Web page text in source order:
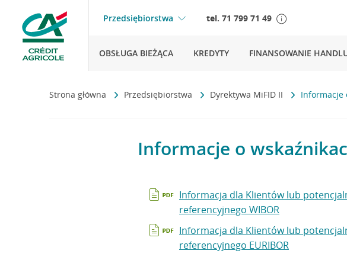
Przedsiębiorstwa tel. 71 799 71 49
OBSŁUGA BIEŻĄCA KREDYTY FINANSOWANIE
Strona główna Przedsiębiorstwa Dyrektywa MiFID II Informacje
Informacje o
Informacja dla Klientów lub
referencyjnego WIBOR
Informacja dla Klientów lub
referencyjnego EURIBOR